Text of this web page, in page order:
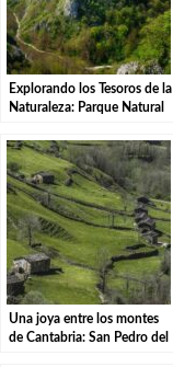
Explorando los Tesoros de la
Naturaleza: Parque Natural
Tudanca.
Una joya entre los montes
de Cantabria: San Pedro del